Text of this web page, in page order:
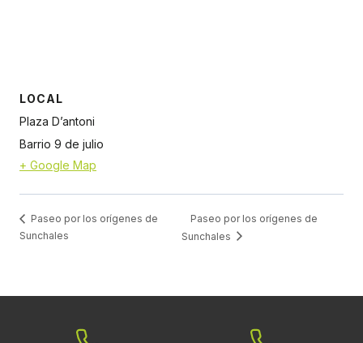
LOCAL
Plaza D’antoni
Barrio 9 de julio
+ Google Map
Paseo por los orígenes de
Sunchales
Paseo por los orígenes de
Sunchales